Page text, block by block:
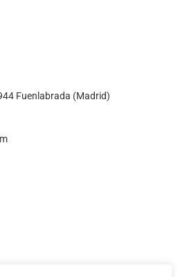
Fuenlabrada (Madrid)